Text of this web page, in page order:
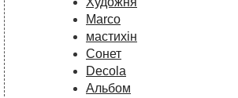
Marco
мастихін
Сонет
Decola
Альбом